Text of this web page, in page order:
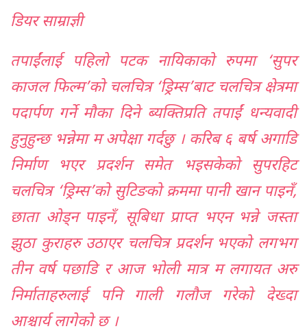
डियर साम्राज्ञी
तपाईंलाई पहिलो पटक नायिकाको रुपमा ‘सुपर
काजल फिल्म’को चलचित्र ‘ड्रिम्स’बाट चलचित्र क्षेत्रमा
पदार्पण गर्ने मौका दिने ब्यक्तिप्रति तपाईं धन्यवादी
हुनुहुन्छ भन्नेमा म अपेक्षा गर्दछु । करिब ६ बर्ष अगाडि
निर्माण भएर प्रदर्शन समेत भइसकेको सुपरहिट
चलचित्र ‘ड्रिम्स’को सुटिङको क्रममा पानी खान पाइनँ,
छाता ओड्न पाइनँ, सूबिधा प्राप्त भएन भन्ने जस्ता
झुठा कुराहरु उठाएर चलचित्र प्रदर्शन भएको लगभग
तीन वर्ष पछाडि र आज भोली मात्र म लगायत अरु
निर्माताहरुलाई पनि गाली गलौज गरेको देख्दा
आश्चार्य लागेको छ ।